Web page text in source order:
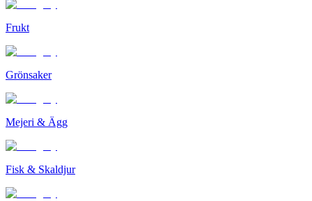
Frukt
Grönsaker
Mejeri & Ägg
Fisk & Skaldjur